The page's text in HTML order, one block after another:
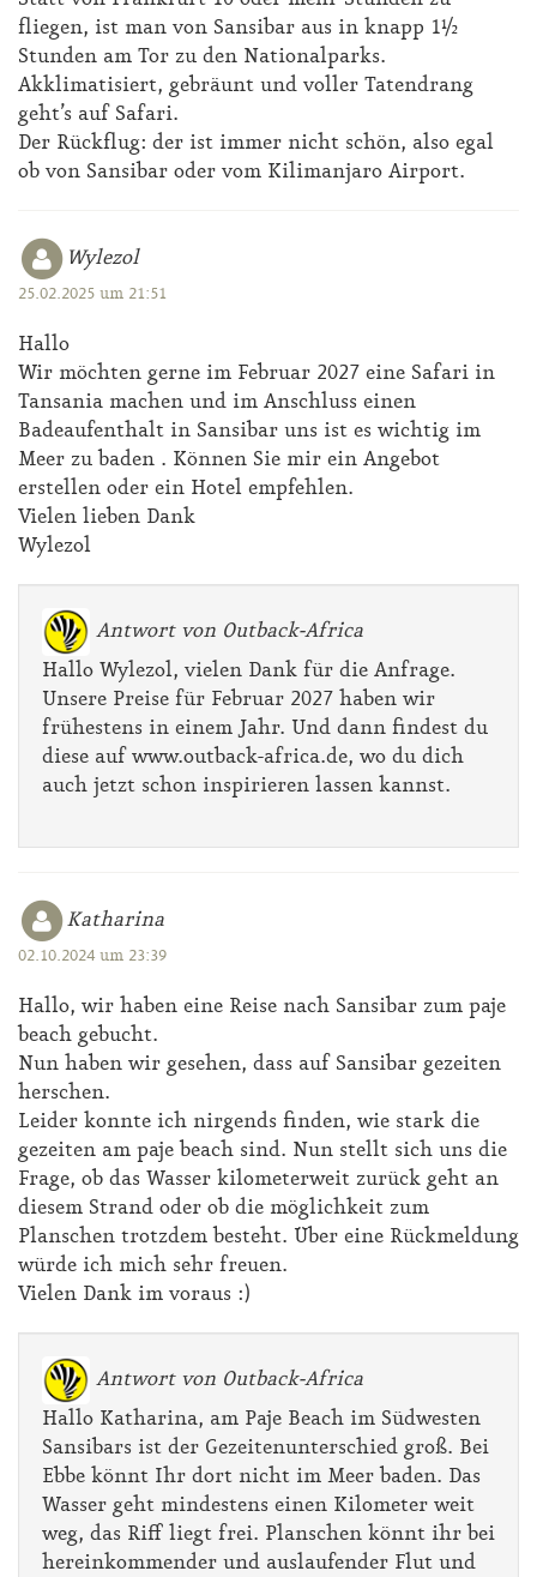
fliegen, ist man von Sansibar aus in knapp 1½
Stunden am Tor zu den Nationalparks.
Akklimatisiert, gebräunt und voller Tatendrang
geht’s auf Safari.
Der Rückflug: der ist immer nicht schön, also egal
ob von Sansibar oder vom Kilimanjaro Airport.
Wylezol
25.02.2025 um 21:51
Hallo
Wir möchten gerne im Februar 2027 eine Safari in
Tansania machen und im Anschluss einen
Badeaufenthalt in Sansibar uns ist es wichtig im
Meer zu baden . Können Sie mir ein Angebot
erstellen oder ein Hotel empfehlen.
Vielen lieben Dank
Wylezol
Antwort von Outback-Africa
Hallo Wylezol, vielen Dank für die Anfrage.
Unsere Preise für Februar 2027 haben wir
frühestens in einem Jahr. Und dann findest du
diese auf www.outback-africa.de, wo du dich
auch jetzt schon inspirieren lassen kannst.
Katharina
02.10.2024 um 23:39
Hallo, wir haben eine Reise nach Sansibar zum paje
beach gebucht.
Nun haben wir gesehen, dass auf Sansibar gezeiten
herschen.
Leider konnte ich nirgends finden, wie stark die
gezeiten am paje beach sind. Nun stellt sich uns die
Frage, ob das Wasser kilometerweit zurück geht an
diesem Strand oder ob die möglichkeit zum
Planschen trotzdem besteht. Über eine Rückmeldung
würde ich mich sehr freuen.
Vielen Dank im voraus :)
Antwort von Outback-Africa
Hallo Katharina, am Paje Beach im Südwesten
Sansibars ist der Gezeitenunterschied groß. Bei
Ebbe könnt Ihr dort nicht im Meer baden. Das
Wasser geht mindestens einen Kilometer weit
weg, das Riff liegt frei. Planschen könnt ihr bei
hereinkommender und auslaufender Flut und